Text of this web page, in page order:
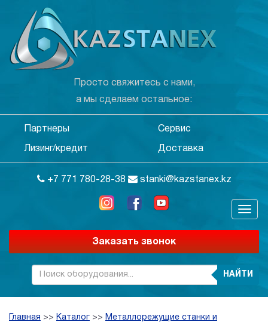
Просто свяжитесь с нами,
а мы сделаем остальное:
Партнеры Сервис
Лизинг/кредит Доставка
+7 771 780-28-38 stanki@kazstanex.kz
Заказать звонок
НАЙТИ
Главная >> Каталог >> Металлорежущие станки и